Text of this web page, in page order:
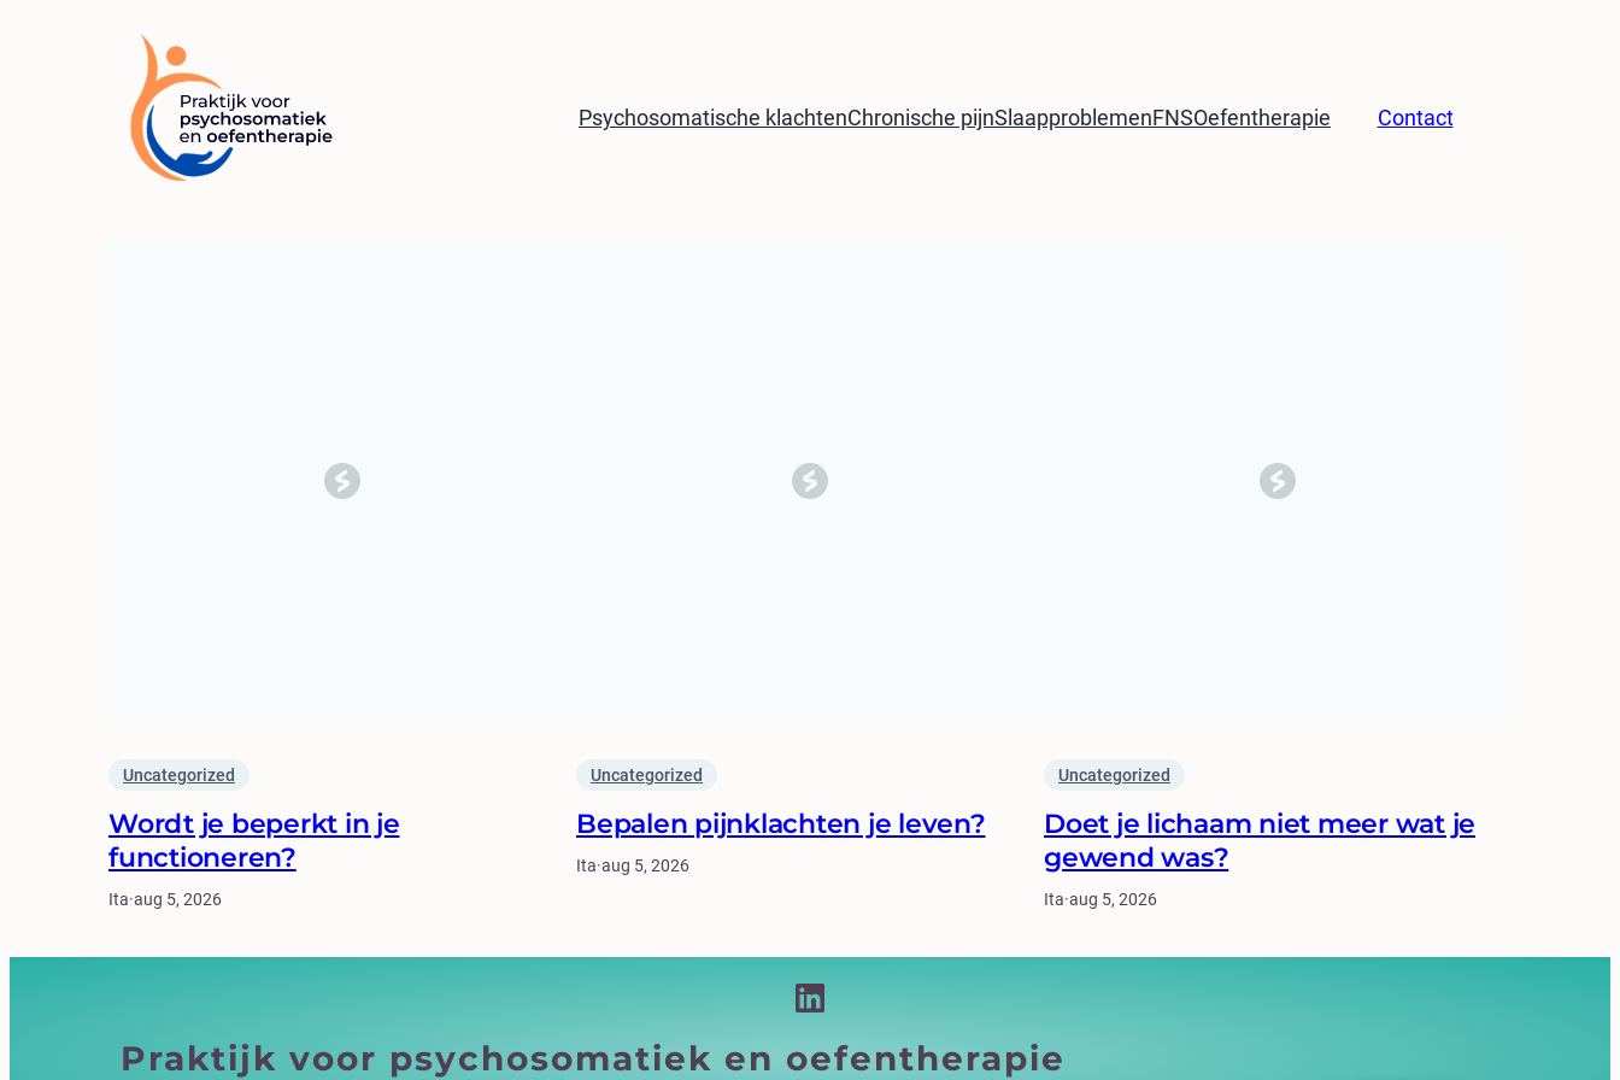
Psychosomatische klachtenChronische pijnSlaapproblemenFNSOefentherapie Contact
Uncategorized
Wordt je beperkt in je
functioneren?
Ita·aug 5, 2026
Uncategorized
Bepalen pijnklachten je leven?
Ita·aug 5, 2026
Uncategorized
Doet je lichaam niet meer wat je
gewend was?
Ita·aug 5, 2026
LinkedIn
Praktijk voor psychosomatiek en oefentherapie